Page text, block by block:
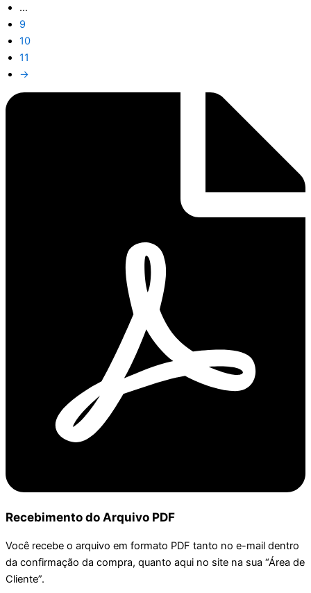
…
9
10
11
→
Recebimento do Arquivo PDF
Você recebe o arquivo em formato PDF tanto no e-mail dentro
da confirmação da compra, quanto aqui no site na sua “Área de
Cliente”.